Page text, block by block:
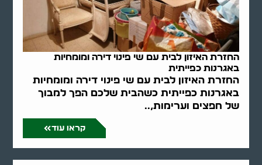
החזרת האיזון לבית עם שי פינוי דירה ומומחיות
באגרנות כפייתית
החזרת האיזון לבית עם שי פינוי דירה ומומחיות
באגרנות כפייתית כשהבית שלכם הפך למבוך
של חפצים וערימות,..
קראו עוד